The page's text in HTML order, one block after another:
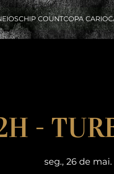
CHIP COUNTCOPA
-
seg., 26 de mai.